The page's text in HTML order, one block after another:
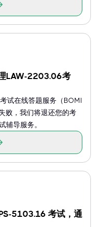
LAW-2203.06考
试在线答题服务（BOMI
败，我们将退还您的考
辅导服务。
5103.16 考试，通